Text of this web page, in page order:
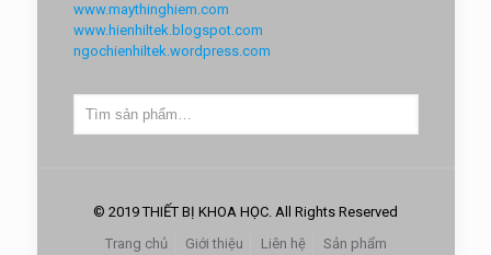
www.maythinghiem.com
www.hienhiltek.blogspot.com
ngochienhiltek.wordpress.com
© 2019 THIẾT BỊ KHOA HỌC. All Rights Reserved
Trang chủ
Giới thiệu Liên hệ Sản phẩm